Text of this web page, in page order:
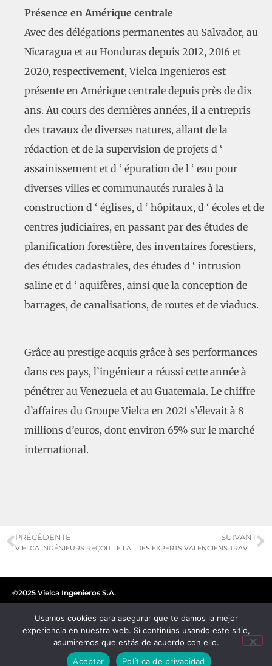
Présence en Amérique centrale
Avec des délégations permanentes au Salvador, au
Nicaragua et au Honduras depuis 2012, 2016 et
2020, respectivement, Vielca Ingenieros est
présente en Amérique centrale depuis près de dix
ans. Au cours des dernières années, il a entrepris
des travaux de diverses natures, allant de la
rédaction et de la supervision de projets d ‘
assainissement et d ‘ épuration de l ‘ eau pour
diverses villes et communautés rurales à la
construction d ‘ églises, d ‘ hôpitaux, d ‘ écoles et de
centres judiciaires, en passant par des études de
planification forestière, des inventaires forestiers,
des études cadastrales, des études d ‘ intrusion
saline et d ‘ aquifères, ainsi que la conception de
barrages, de canalisations, de routes et de viaducs.
Grâce au prestige acquis grâce à ses performances
dans ces pays, l’ingénieur a réussi cette année à
pénétrer au Venezuela et au Guatemala. Le chiffre
d’affaires du Groupe Vielca en 2021 s’élevait à 8
millions d’euros, dont environ 65% sur le marché
international.
PRÉCÉDENTE SUIVANT
DES EXPERTS VALENCIENS TRAVAILLENT SUR LA CONCEPTION D’UN SYSTÈME OPTIMISÉ POUR FILTRER LES MICROPLASTIQUES
©2025 Vielca Ingenieros S.A.
Usamos cookies para asegurar que te damos la mejor
experiencia en nuestra web. Si continúas usando este sitio,
asumiremos que estás de acuerdo con ello.
Aceptar
Política de privacidad